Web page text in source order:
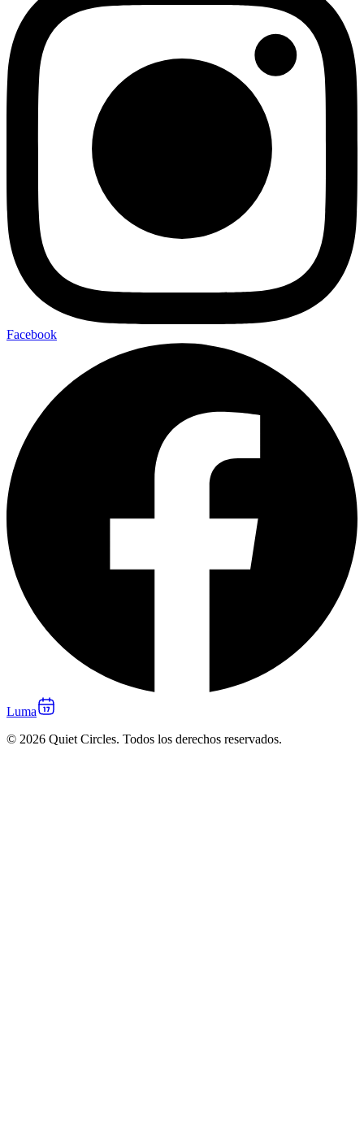
Facebook
Luma
© 2026 Quiet Circles. Todos los derechos reservados.